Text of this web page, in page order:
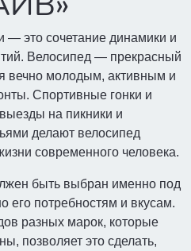
это сочетание динамики и
Велосипед — прекрасный
вечно молодым, активным и
Спортивные гонки и
на пикники и
делают велосипед
современного человека.
быть выбран именно под
его потребностям и вкусам.
разных марок, которые
позволяет это сделать,